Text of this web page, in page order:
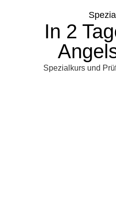
In 2
Spezialkurs und